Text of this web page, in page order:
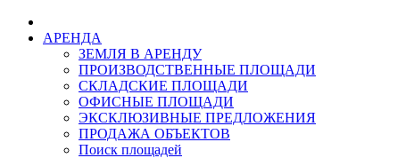
АРЕНДА
ЗЕМЛЯ В АРЕНДУ
ПРОИЗВОДСТВЕННЫЕ ПЛОЩАДИ
СКЛАДСКИЕ ПЛОЩАДИ
ОФИСНЫЕ ПЛОЩАДИ
ЭКСКЛЮЗИВНЫЕ ПРЕДЛОЖЕНИЯ
ПРОДАЖА ОБЪЕКТОВ
Поиск площадей